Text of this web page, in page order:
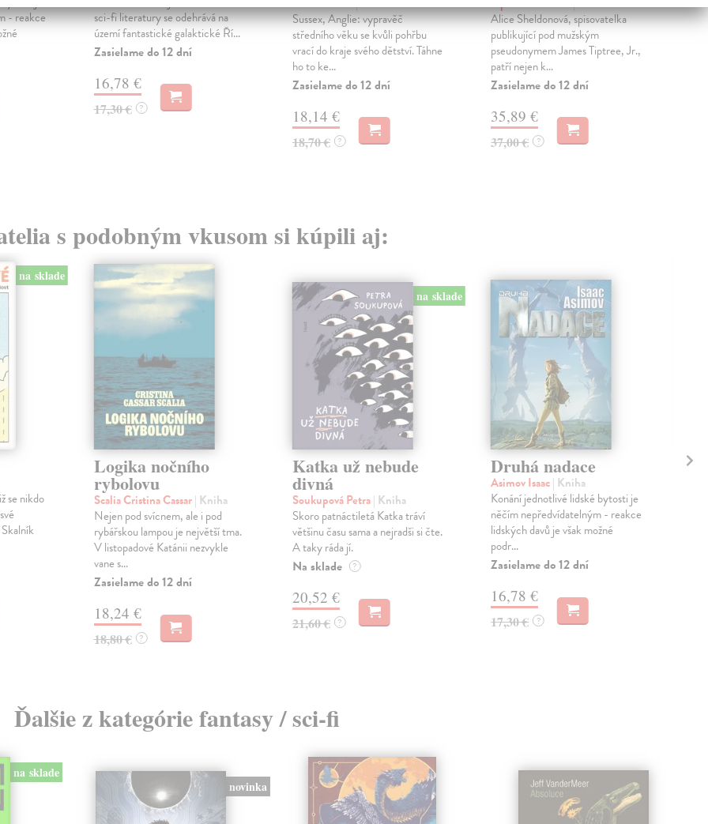
- reakce
sci-fi literatury se odehrává na
území fantastické galaktické Ří...
Zasielame do 12 dní
16,78 €
17,30 € ?
Sussex, Anglie: vypravěč
středního věku se kvůli pohřbu
vrací do kraje svého dětství. Táhne
ho to ke...
Zasielame do 12 dní
18,14 €
18,70 € ?
Alice Sheldonová, spisovatelka
publikující pod mužským
pseudonymem James Tiptree, Jr.,
patří nejen k...
Zasielame do 12 dní
35,89 €
37,00 € ?
s podobným vkusom si kúpili aj:
na sklade
se nikdo
Logika nočního
rybolovu
Scalia Cristina Cassar| Kniha
Nejen pod svícnem, ale i pod
rybářskou lampou je největší tma.
V listopadové Katánii nezvykle
vane s...
Zasielame do 12 dní
18,24 €
18,80 € ?
na sklade
Katka už nebude
divná
Soukupová Petra| Kniha
Skoro patnáctiletá Katka tráví
většinu času sama a nejradši si čte.
A taky ráda jí.
Na sklade ?
20,52 €
21,60 € ?
Druhá nadace
Asimov Isaac| Kniha
Konání jednotlivé lidské bytosti je
něčím nepředvídatelným - reakce
lidských davů je však možné
podr...
Zasielame do 12 dní
16,78 €
17,30 € ?
D
Ďalšie z kategórie fantasy / sci-fi
na sklade
novinka